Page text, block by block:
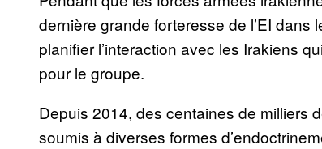
dernière grande forteresse de l’EI
planifier l’interaction avec les Irakiens
pour le groupe.
Depuis 2014, des centaines de milliers
soumis à diverses formes